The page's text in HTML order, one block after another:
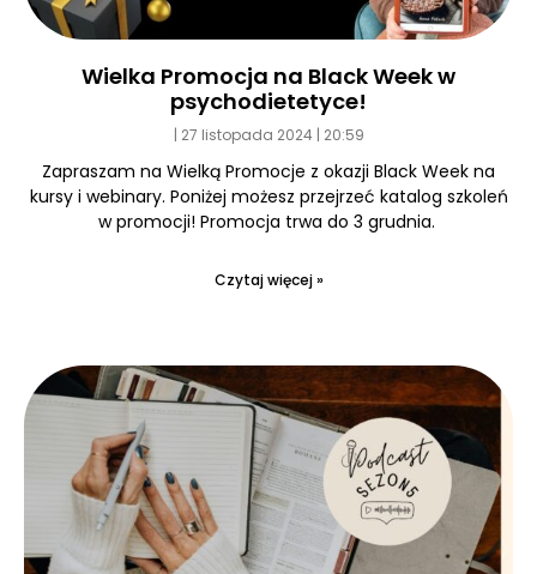
Wielka Promocja na Black Week w
psychodietetyce!
27 listopada 2024 20:59
Zapraszam na Wielką Promocje z okazji Black Week na
kursy i webinary. Poniżej możesz przejrzeć katalog szkoleń
w promocji! Promocja trwa do 3 grudnia.
Czytaj więcej »